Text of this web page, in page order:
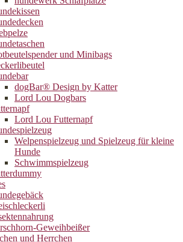
und Minibags
dogBar® Design by Katter
Lord Lou Dogbars
Lord Lou Futternapf
Welpenspielzeug und Spielzeug für kleine
Hunde
Schwimmspielzeug
Geweihbeißer
und Herrchen